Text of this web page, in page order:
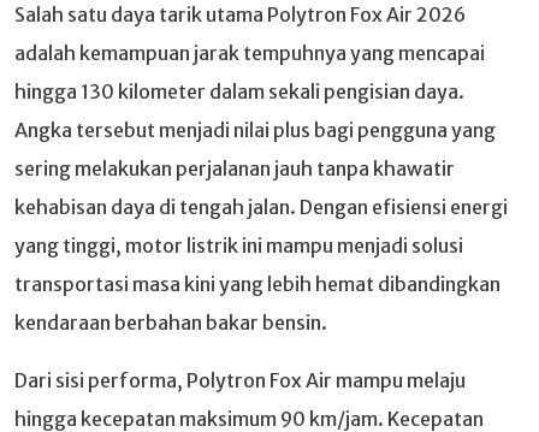
Salah satu daya tarik utama Polytron Fox Air 2026
adalah kemampuan jarak tempuhnya yang mencapai
hingga 130 kilometer dalam sekali pengisian daya.
Angka tersebut menjadi nilai plus bagi pengguna yang
sering melakukan perjalanan jauh tanpa khawatir
kehabisan daya di tengah jalan. Dengan efisiensi energi
yang tinggi, motor listrik ini mampu menjadi solusi
transportasi masa kini yang lebih hemat dibandingkan
kendaraan berbahan bakar bensin.
Dari sisi performa, Polytron Fox Air mampu melaju
hingga kecepatan maksimum 90 km/jam. Kecepatan